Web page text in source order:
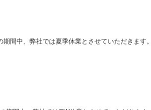
間中、弊社では夏季休業とさせていただきます。